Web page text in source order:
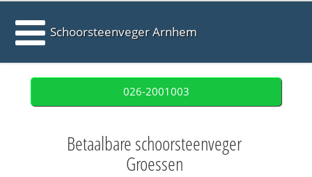
Schoorsteenveger Arnhem
026-2001003
Betaalbare schoorsteenveger
Groessen